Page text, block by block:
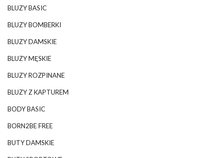
BLUZY BASIC
BLUZY BOMBERKI
BLUZY DAMSKIE
BLUZY MĘSKIE
BLUZY ROZPINANE
BLUZY Z KAPTUREM
BODY BASIC
BORN2BE FREE
BUTY DAMSKIE